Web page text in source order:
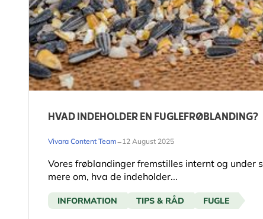
HVAD INDEHOLDER EN FUGLEFRØBLANDING?
Vivara Content Team-12 August 2025
Vores frøblandinger fremstilles internt og under
mere om, hva de indeholder...
INFORMATION TIPS & RÅD FUGLE